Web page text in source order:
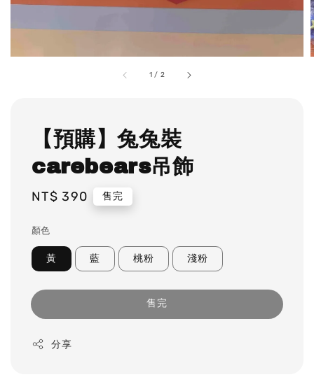
1 / 2
【預購】兔兔裝
carebears吊飾
Regular
NT$ 390 售完
顏色
黃 藍 桃粉 淺粉
售完
分享